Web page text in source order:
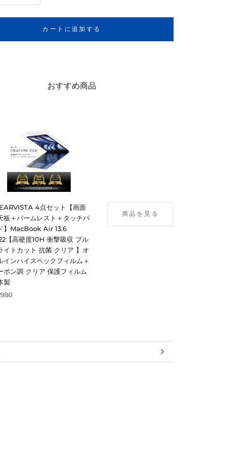
カートに追加する
おすすめ商品
4点セット【画面
板＋パームレスト＋タッチパ
】MacBook Air 13.6
【高硬度10H 衝撃吸収 ブル
イトカット 抗菌 クリア 】オ
インハイスペックフィルム＋
ボン調 クリア 保護フィルム
製
商品を見る